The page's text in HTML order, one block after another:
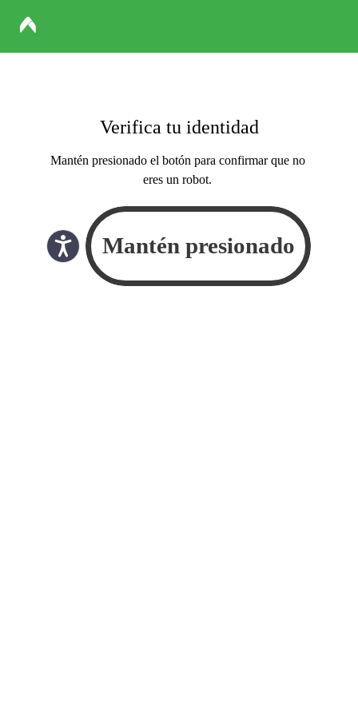
Verifica tu identidad
Mantén presionado el botón para confirmar que no
eres un robot.